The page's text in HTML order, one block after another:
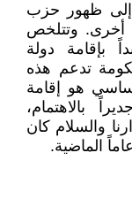
إلى ظهور حزب
أخرى. وتتلخص
بإقامة دولة
تدعم هذه
هو إقامة
بالاهتمام،
والسلام كان
الماضية.